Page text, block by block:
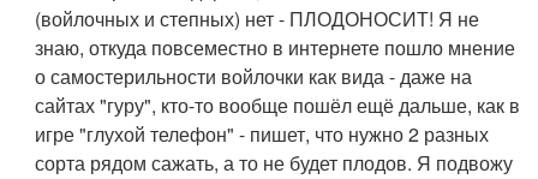
(войлочных и степных) нет - ПЛОДОНОСИТ! Я не
знаю, откуда повсеместно в интернете пошло мнение
о самостерильности войлочки как вида - даже на
сайтах "гуру", кто-то вообще пошёл ещё дальше, как в
игре "глухой телефон" - пишет, что нужно 2 разных
сорта рядом сажать, а то не будет плодов. Я подвожу